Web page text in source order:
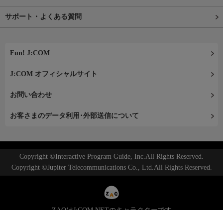
サポート・よくある質問
Fun! J:COM
J:COM オフィシャルサイト
お問い合わせ
お客さまのデータ利用･外部送信について
Copyright ©Interactive Program Guide, Inc.All Rights Reserved.
Copyright ©Jupiter Telecommunications Co., Ltd.All Rights Reserved.